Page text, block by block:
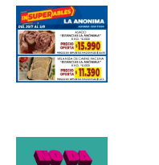
Número de teléfono